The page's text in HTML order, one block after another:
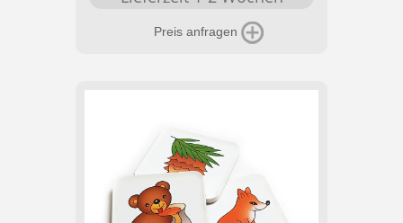
Preis anfragen